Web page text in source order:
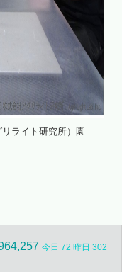
ライト研究所）園
今日 72 昨日 302